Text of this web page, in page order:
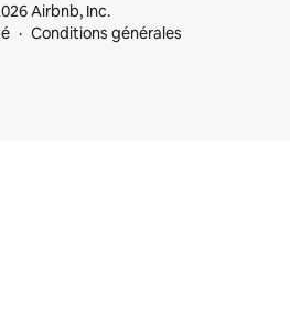
Airbnb, Inc.
Conditions générales